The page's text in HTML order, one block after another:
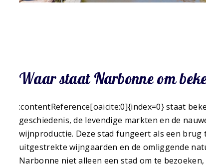
Waar staat Narbonne om
:contentReference[oaicite:0]{index=0} staat
geschiedenis, de levendige markten en de
wijnproductie. Deze stad fungeert als een brug
uitgestrekte wijngaarden en de omliggende
Narbonne niet alleen een stad om te